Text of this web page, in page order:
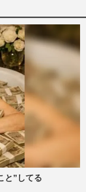
「ついに2人だ
しさ…
宏、30年続い
「ついに2人だ
さ…
2026/5/20
らが熱弁！
理由
2026/2/6
と”してる